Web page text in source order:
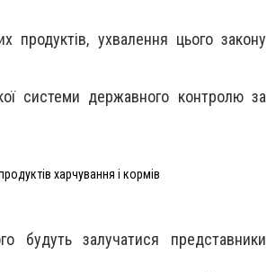
ухвалення цього закону
системи державного контролю за
харчування і кормів
будуть залучатися представники